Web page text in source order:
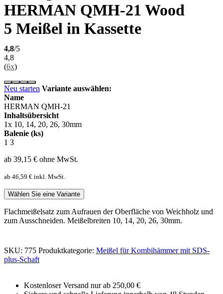
HERMAN QMH-21 Wood
5 Meißel in Kassette
4,8/5
4,8
(6x)
Neu starten Variante auswählen:
Name
HERMAN QMH-21
Inhaltsübersicht
1x 10, 14, 20, 26, 30mm
Balenie (ks)
1 3
ab 39,15 € ohne MwSt.
ab 46,59 € inkl. MwSt.
Wählen Sie eine Variante
Flachmeißelsatz zum Aufrauen der Oberfläche von Weichholz und
zum Ausschneiden. Meißelbreiten 10, 14, 20, 26, 30mm.
SKU: 775 Produktkategorie: Meißel für Kombihämmer mit SDS-
plus-Schaft
Kostenloser Versand nur ab 250,00 €